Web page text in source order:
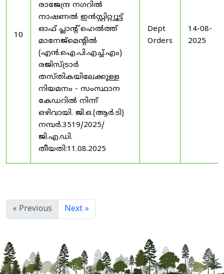
10
രാജേന്ദ്ര നഗറിൽ
നാഷണൽ ഇൻസ്റ്റിറ്റ്യൂട്ട്
ഓഫ് പ്ലാന്റ് ഹെൽത്ത്
മാനേജ്‌മെന്റിൽ
(എൻ.ഐ.പി.എച്ച്.എം)
രജിസ്ട്രാർ
തസ്തികയിലേക്കുള്ള
നിയമനം - സംസ്ഥാന
കേഡറിൽ നിന്ന്
ഒഴിവായി. ജി.ഒ.(ആർ.ടി)
നമ്പർ.3519/2025/
ജി.എ.ഡി.
തീയതി:11.08.2025
Dept
Orders
14-08-
2025
« Previous Next »